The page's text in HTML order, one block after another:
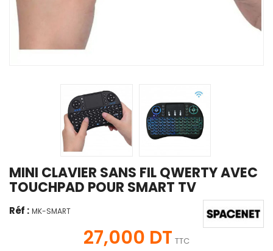
MINI CLAVIER SANS FIL QWERTY AVEC
TOUCHPAD POUR SMART TV
Réf : MK-SMART
27,000 DT TTC